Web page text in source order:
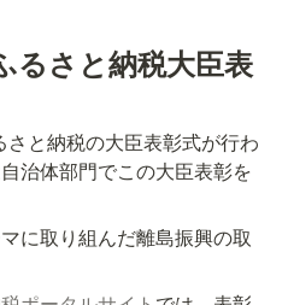
るさと納税大臣表
と納税の大臣表彰式が行わ
治体部門でこの大臣表彰を
に取り組んだ離島振興の取